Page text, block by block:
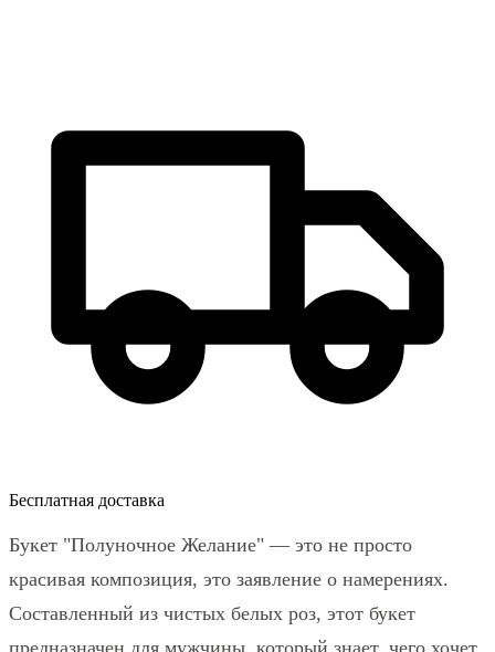
Бесплатная доставка
Букет "Полуночное Желание" — это не просто
красивая композиция, это заявление о намерениях.
Составленный из чистых белых роз, этот букет
предназначен для мужчины, который знает, чего хочет,